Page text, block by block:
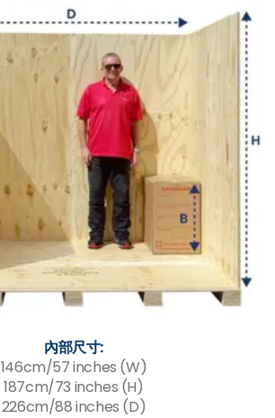
內部尺寸:
146cm/57 inches (W)
187cm/73 inches (H)
226cm/88 inches (D)